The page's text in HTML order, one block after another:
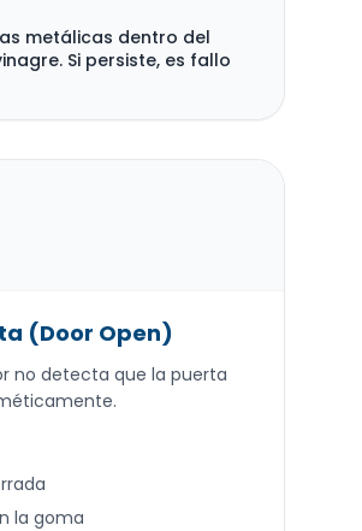
metálicas dentro del
Si persiste, es fallo
(Door Open)
no detecta que la puerta
la goma